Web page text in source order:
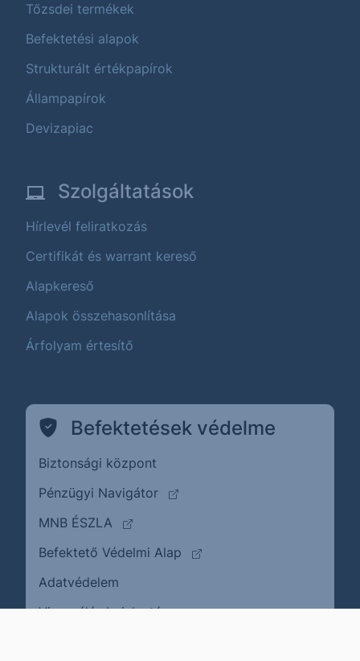
Tőzsdei termékek
Befektetési alapok
Strukturált értékpapírok
Állampapírok
Devizapiac
Szolgáltatások
Hírlevél feliratkozás
Certifikát és warrant kereső
Alapkereső
Alapok összehasonlítása
Árfolyam értesítő
Befektetések védelme
Biztonsági központ
Pénzügyi Navigátor
(külső oldalra ugrik)
MNB ÉSZLA
(külső oldalra ugrik)
Befektető Védelmi Alap
(külső oldalra ugrik)
Adatvédelem
Visszaélés bejelentése(külső oldalra ugrik)